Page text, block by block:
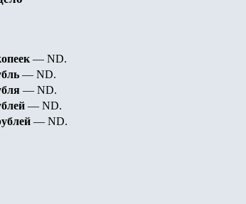
— ND.
— ND.
— ND.
— ND.
— ND.